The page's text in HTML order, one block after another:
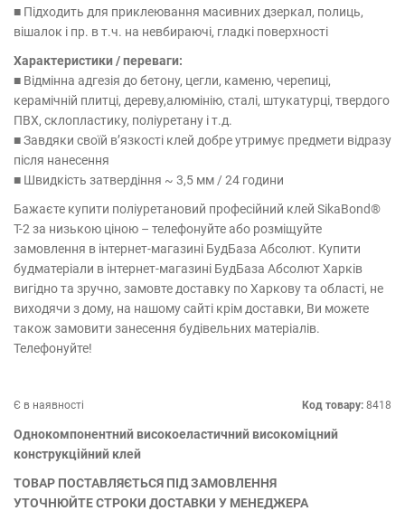
■ Підходить для приклеювання масивних дзеркал, полиць,
вішалок і пр. в т.ч. на невбираючі, гладкі поверхності
Характеристики / переваги:
■ Відмінна адгезія до бетону, цегли, каменю, черепиці,
керамічній плитці, дереву,алюмінію, сталі, штукатурці, твердого
ПВХ, склопластику, поліуретану і т.д.
■ Завдяки своїй в’язкості клей добре утримує предмети відразу
після нанесення
■ Швидкість затвердіння ~ 3,5 мм / 24 години
Бажаєте купити поліуретановий професійний клей SikaBond®
T-2 за низькою ціною – телефонуйте або розміщуйте
замовлення в інтернет-магазині БудБаза Абсолют. Купити
будматеріали в інтернет-магазині БудБаза Абсолют Харків
вигідно та зручно, замовте доставку по Харкову та області, не
виходячи з дому, на нашому сайті крім доставки, Ви можете
також замовити занесення будівельних матеріалів.
Телефонуйте!
Є в наявності Код товару: 8418
Однокомпонентний високоеластичний високоміцний
конструкційний клей
ТОВАР ПОСТАВЛЯЄТЬСЯ ПІД ЗАМОВЛЕННЯ
УТОЧНЮЙТЕ СТРОКИ ДОСТАВКИ У МЕНЕДЖЕРА